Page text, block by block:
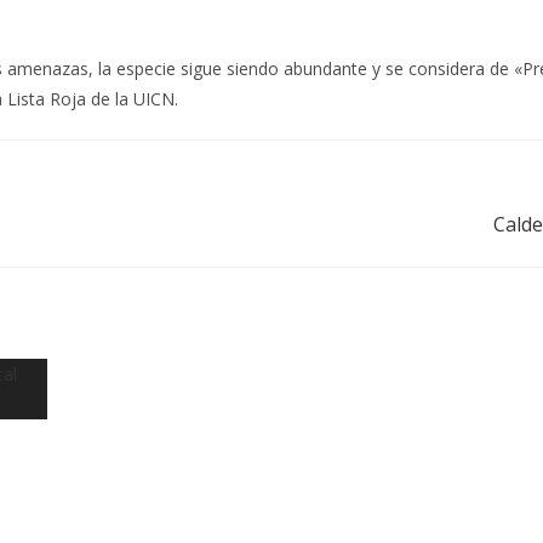
amenazas, la especie sigue siendo abundante y se considera de
Roja de la UICN.